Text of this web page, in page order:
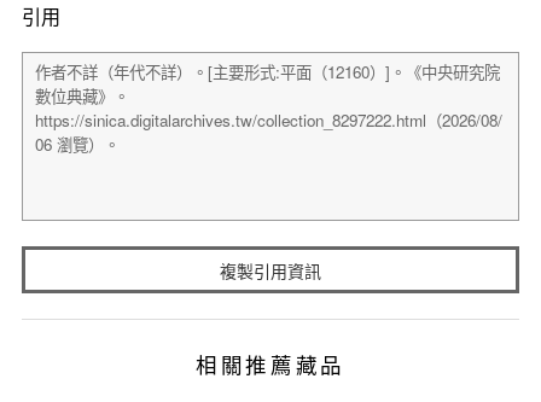
引用
複製引用資訊
相關推薦藏品